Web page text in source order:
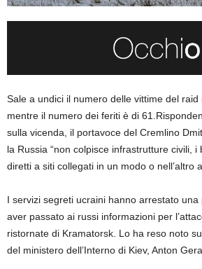
Sale a undici il numero delle vittime del
mentre il numero dei feriti è di
sulla vicenda, il portavoce del Cremlino
la Russia “non colpisce infrastrutture civili,
diretti a siti collegati in un modo o nell’altro
I servizi segreti ucraini hanno arrestato
aver passato ai russi informazioni per
ristornate di Kramatorsk. Lo ha reso noto
del ministero dell’Interno di Kiev, Anton